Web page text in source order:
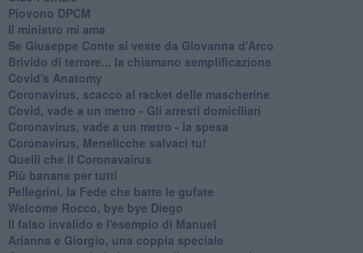
Piovono DPCM
Il ministro mi ama
Se Giuseppe Conte si veste da Giovanna d'Arco
Brivido di terrore... la chiamano semplificazione
Covid's Anatomy
Coronavirus, scacco al racket delle mascherine
Covid, vade a un metro - Gli arresti domiciliari
Coronavirus, vade a un metro - la spesa
Coronavirus, Menelicche salvaci tu!
Quelli che il Coronavairus
Più banane per tutti
Pellegrini, la Fede che batte le gufate
Welcome Rocco, bye bye Diego
Il falso invalido e l'esempio di Manuel
Arianna e Giorgio, una coppia speciale